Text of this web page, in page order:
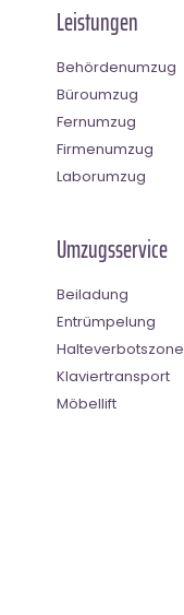
Leistungen
Behördenumzug
Büroumzug
Fernumzug
Firmenumzug
Laborumzug
Umzugsservice
Beiladung
Entrümpelung
Halteverbotszone
Klaviertransport
Möbellift